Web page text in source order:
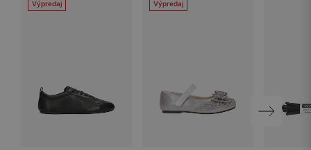
Výpredaj Výpredaj